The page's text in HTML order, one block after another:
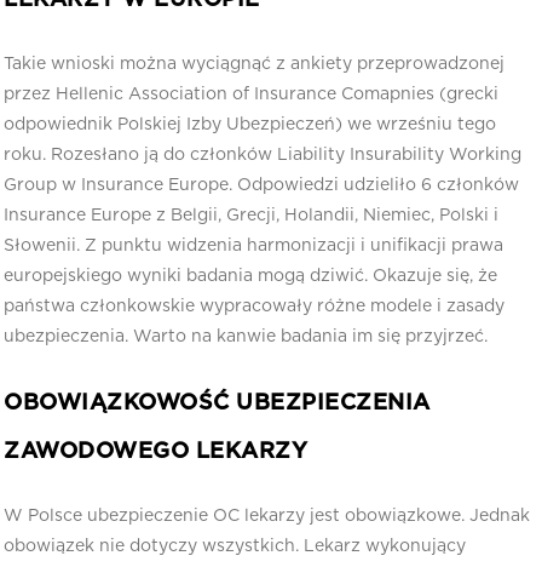
Takie wnioski można wyciągnąć z ankiety przeprowadzonej
przez Hellenic Association of Insurance Comapnies (grecki
odpowiednik Polskiej Izby Ubezpieczeń) we wrześniu tego
roku. Rozesłano ją do członków Liability Insurability Working
Group w Insurance Europe. Odpowiedzi udzieliło 6 członków
Insurance Europe z Belgii, Grecji, Holandii, Niemiec, Polski i
Słowenii. Z punktu widzenia harmonizacji i unifikacji prawa
europejskiego wyniki badania mogą dziwić. Okazuje się, że
państwa członkowskie wypracowały różne modele i zasady
ubezpieczenia. Warto na kanwie badania im się przyjrzeć.
OBOWIĄZKOWOŚĆ UBEZPIECZENIA
ZAWODOWEGO LEKARZY
W Polsce ubezpieczenie OC lekarzy jest obowiązkowe. Jednak
obowiązek nie dotyczy wszystkich. Lekarz wykonujący